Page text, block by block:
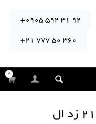
+0905 592 31 92
+21 777 50 360
0